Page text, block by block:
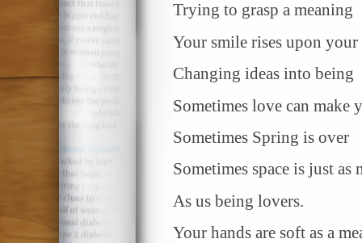
Trying to grasp a meaning
Your smile rises upon your
Changing ideas into being
Sometimes love can make
Sometimes Spring is over
Sometimes space is just as
As us being lovers.
Your hands are soft as a